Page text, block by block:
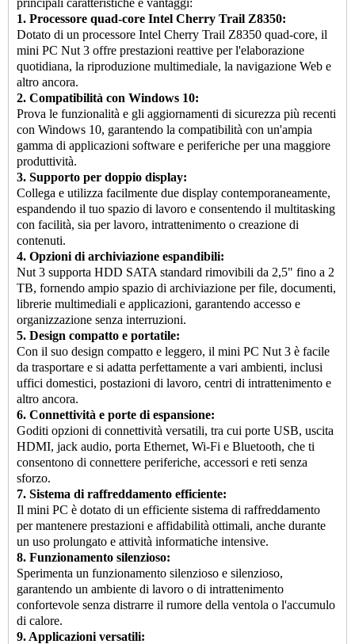
principali caratteristiche e vantaggi:
1. Processore quad-core Intel Cherry Trail Z8350:
Dotato di un processore Intel Cherry Trail Z8350 quad-core, il
mini PC Nut 3 offre prestazioni reattive per l'elaborazione
quotidiana, la riproduzione multimediale, la navigazione Web e
altro ancora.
2. Compatibilità con Windows 10:
Prova le funzionalità e gli aggiornamenti di sicurezza più recenti
con Windows 10, garantendo la compatibilità con un'ampia
gamma di applicazioni software e periferiche per una maggiore
produttività.
3. Supporto per doppio display:
Collega e utilizza facilmente due display contemporaneamente,
espandendo il tuo spazio di lavoro e consentendo il multitasking
con facilità, sia per lavoro, intrattenimento o creazione di
contenuti.
4. Opzioni di archiviazione espandibili:
Nut 3 supporta HDD SATA standard rimovibili da 2,5" fino a 2
TB, fornendo ampio spazio di archiviazione per file, documenti,
librerie multimediali e applicazioni, garantendo accesso e
organizzazione senza interruzioni.
5. Design compatto e portatile:
Con il suo design compatto e leggero, il mini PC Nut 3 è facile
da trasportare e si adatta perfettamente a vari ambienti, inclusi
uffici domestici, postazioni di lavoro, centri di intrattenimento e
altro ancora.
6. Connettività e porte di espansione:
Goditi opzioni di connettività versatili, tra cui porte USB, uscita
HDMI, jack audio, porta Ethernet, Wi-Fi e Bluetooth, che ti
consentono di connettere periferiche, accessori e reti senza
sforzo.
7. Sistema di raffreddamento efficiente:
Il mini PC è dotato di un efficiente sistema di raffreddamento
per mantenere prestazioni e affidabilità ottimali, anche durante
un uso prolungato e attività informatiche intensive.
8. Funzionamento silenzioso:
Sperimenta un funzionamento silenzioso e silenzioso,
garantendo un ambiente di lavoro o di intrattenimento
confortevole senza distrarre il rumore della ventola o l'accumulo
di calore.
9. Applicazioni versatili: